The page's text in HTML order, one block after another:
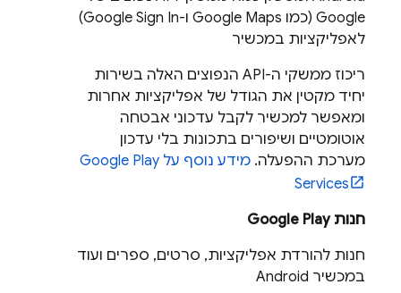
Google (כמו Google Maps ו-Google Sign In)
לאפליקציות במכשיר
ריכוז ממשקי ה-API הנפוצים האלה בשירות
יחיד מקטין את הגודל של אפליקציות אחרות
ומאפשר למכשיר לקבל עדכוני אבטחה
אוטומטיים ושיפורים בתכונות בלי עדכון
מערכת ההפעלה.
מידע נוסף על Google Play
Services
חנות Google Play
חנות להורדת אפליקציות, סרטים, ספרים ועוד
במכשיר Android